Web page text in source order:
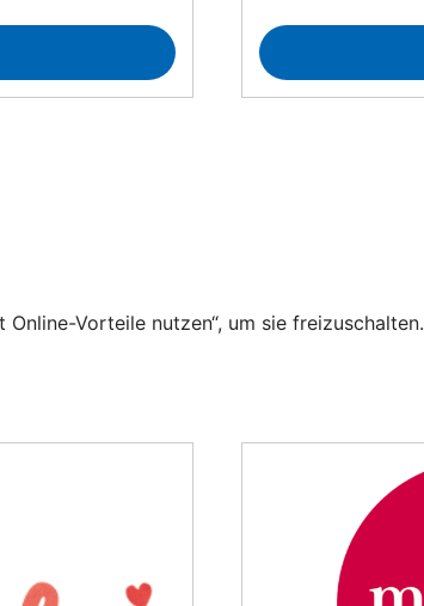
Vorteile nutzen“, um sie freizuschalten.